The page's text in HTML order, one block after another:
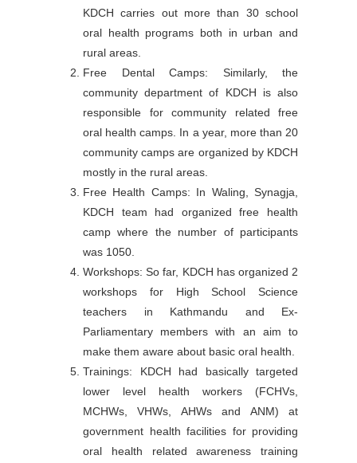
KDCH carries out more than 30 school
oral health programs both in urban and
rural areas.
Free Dental Camps: Similarly, the
community department of KDCH is also
responsible for community related free
oral health camps. In a year, more than 20
community camps are organized by KDCH
mostly in the rural areas.
Free Health Camps: In Waling, Synagja,
KDCH team had organized free health
camp where the number of participants
was 1050.
Workshops: So far, KDCH has organized 2
workshops for High School Science
teachers in Kathmandu and Ex-
Parliamentary members with an aim to
make them aware about basic oral health.
Trainings: KDCH had basically targeted
lower level health workers (FCHVs,
MCHWs, VHWs, AHWs and ANM) at
government health facilities for providing
oral health related awareness training